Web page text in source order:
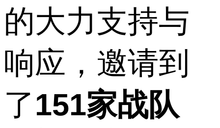
的大力支持与
响应，邀请到
了151家战队